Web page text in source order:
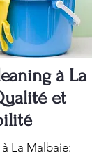
à La
et
La Malbaie: